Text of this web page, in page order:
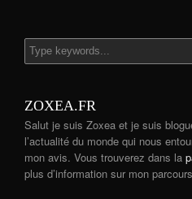
ZOXEA.FR
Salut je suis Zoxea et je suis
l’actualité du monde qui nous
mon avis. Vous trouverez dans la
plus d’information sur mon